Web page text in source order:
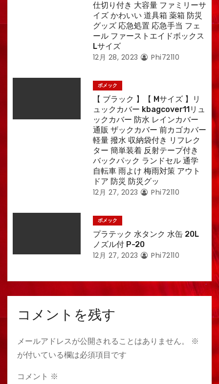
仕切り付き 大容量 ファミリーサ
イズ かわいい 道具箱 薬箱 防災
グッズ 応急処置 応急手当 フェ
ール ファーストエイドボックス
Lサイズ
12月 28, 2023 Phi72110
ボメック
【 ブラック 】【 Mサイズ 】リ
ュックカバー kbagcover11リュ
ックカバー 防水 レインカバー
通販 ザックカバー 前カゴカバー
軽量 撥水 収納袋付き リフレク
ター 簡単装着 反射テープ付き
バックパック ランドセル 通学
自転車 雨よけ 梅雨対策 アウト
ドア 防災 防災グッ
12月 27, 2023 Phi72110
ボメック
プラテック 水タンク 水缶 20L
ノズル付 P-20
12月 27, 2023 Phi72110
コメントを残す
メールアドレスが公開されることはありません。
※
が付いている欄は必須項目です
コメント ※